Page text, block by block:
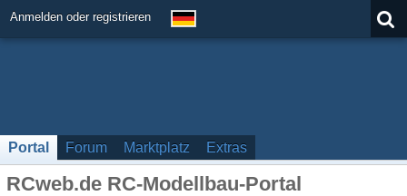
Anmelden oder registrieren
Portal Forum Marktplatz Extras
RCweb.de RC-Modellbau-Portal